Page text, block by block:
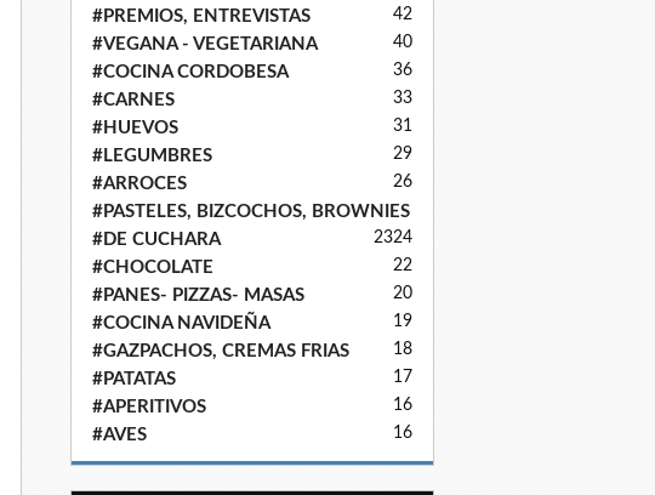
#PREMIOS, ENTREVISTAS 42
#VEGANA - VEGETARIANA 40
#COCINA CORDOBESA 36
#CARNES 33
#HUEVOS 31
#LEGUMBRES 29
#ARROCES 26
#PASTELES, BIZCOCHOS, BROWNIES
24
#DE CUCHARA 23
#CHOCOLATE 22
#PANES- PIZZAS- MASAS 20
#COCINA NAVIDEÑA 19
#GAZPACHOS, CREMAS FRIAS 18
#PATATAS 17
#APERITIVOS 16
#AVES 16